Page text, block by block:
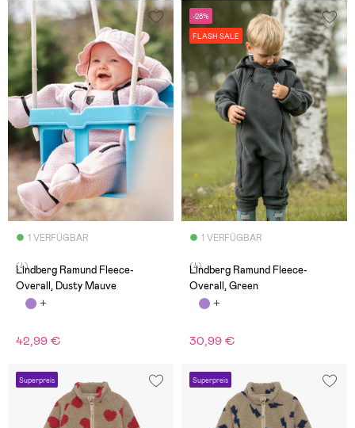
1 VERFÜGBAR
(4)
Lindberg Ramund Fleece-
Overall, Dusty Mauve
42,99 €
-28%
FLASH SALE
1 VERFÜGBAR
(4)
Lindberg Ramund Fleece-
Overall, Green
30,99 €
Superpreis Superpreis